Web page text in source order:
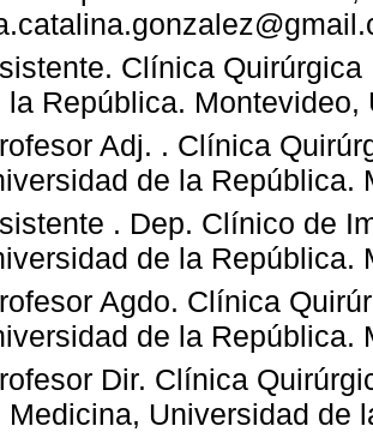
Clínica
la República. Montevideo,
Adj. . Clínica
de la República.
. Dep. Clínico de
de la República.
Agdo. Clínica
de la República.
Dir. Clínica
Medicina, Universidad de